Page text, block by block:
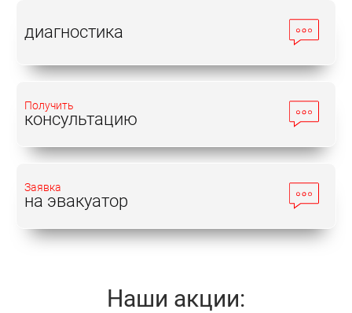
диагностика
Получить
консультацию
Заявка
на эвакуатор
Наши акции: